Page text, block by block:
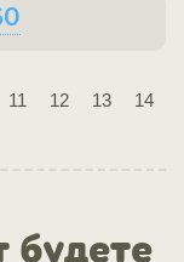
11 12 13
14
будете